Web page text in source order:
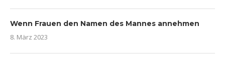
Wenn Frauen den Namen des Mannes annehmen
8. März 2023